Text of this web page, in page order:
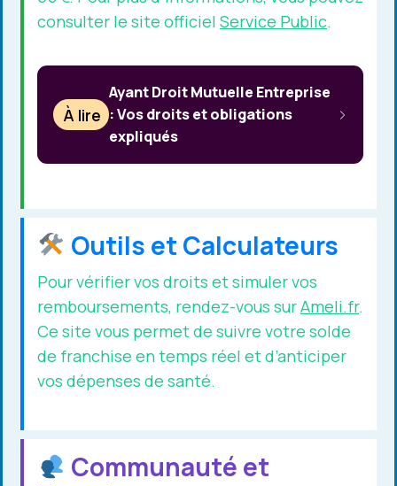
consulter le site officiel Service Public.
À lire
Ayant Droit Mutuelle Entreprise
: Vos droits et obligations
expliqués
Outils et Calculateurs
Pour vérifier vos droits et simuler vos
remboursements, rendez-vous surAmeli.fr.
Ce site vous permet de suivre votre solde
de franchise en temps réel et d’anticiper
vos dépenses de santé.
Communauté et